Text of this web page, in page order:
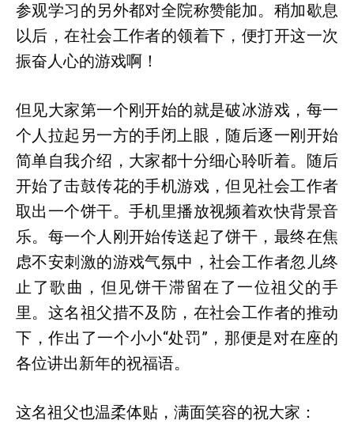
参观学习的另外都对全院称赞能加。稍加歇息
以后，在社会工作者的领着下，便打开这一次
振奋人心的游戏啊！
但见大家第一个刚开始的就是破冰游戏，每一
个人拉起另一方的手闭上眼，随后逐一刚开始
简单自我介绍，大家都十分细心聆听着。随后
开始了击鼓传花的手机游戏，但见社会工作者
取出一个饼干。手机里播放视频着欢快背景音
乐。每一个人刚开始传送起了饼干，最终在焦
虑不安刺激的游戏气氛中，社会工作者忽儿终
止了歌曲，但见饼干滞留在了一位祖父的手
里。这名祖父措不及防，在社会工作者的推动
下，作出了一个小小“处罚”，那便是对在座的
各位讲出新年的祝福语。
这名祖父也温柔体贴，满面笑容的祝大家：